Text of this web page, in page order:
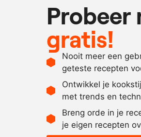
Probeer
gratis!
Nooit meer een
geteste recepten
Ontwikkel je
met trends en
Breng orde in je
je eigen recepten